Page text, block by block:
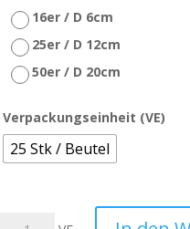
16er / D 6cm
25er / D 12cm
50er / D 20cm
Verpackungseinheit (VE)
25 Stk / Beutel
Packfix